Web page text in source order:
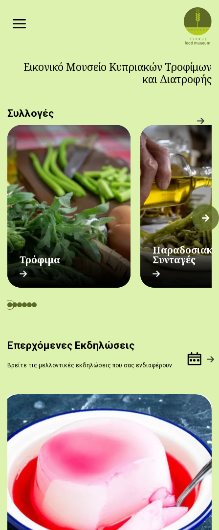
Εικονικό Μουσείο Κυπριακών Τροφίμων
και Διατροφής
Συλλογές
Τρόφιμα Συνταγές
Επερχόμενες Εκδηλώσεις
Βρείτε τις μελλοντικές εκδηλώσεις που σας ενδιαφέρουν